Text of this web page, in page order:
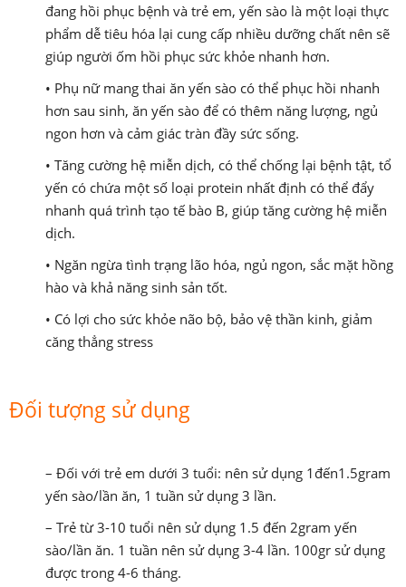
đang hồi phục bệnh và trẻ em, yến sào là một loại thực
phẩm dễ tiêu hóa lại cung cấp nhiều dưỡng chất nên sẽ
giúp người ốm hồi phục sức khỏe nhanh hơn.
• Phụ nữ mang thai ăn yến sào có thể phục hồi nhanh
hơn sau sinh, ăn yến sào để có thêm năng lượng, ngủ
ngon hơn và cảm giác tràn đầy sức sống.
• Tăng cường hệ miễn dịch, có thể chống lại bệnh tật, tổ
yến có chứa một số loại protein nhất định có thể đẩy
nhanh quá trình tạo tế bào B, giúp tăng cường hệ miễn
dịch.
• Ngăn ngừa tình trạng lão hóa, ngủ ngon, sắc mặt hồng
hào và khả năng sinh sản tốt.
• Có lợi cho sức khỏe não bộ, bảo vệ thần kinh, giảm
căng thẳng stress
Đối tượng sử dụng
– Đối với trẻ em dưới 3 tuổi: nên sử dụng 1đến1.5gram
yến sào/lần ăn, 1 tuần sử dụng 3 lần.
– Trẻ từ 3-10 tuổi nên sử dụng 1.5 đến 2gram yến
sào/lần ăn. 1 tuần nên sử dụng 3-4 lần. 100gr sử dụng
được trong 4-6 tháng.